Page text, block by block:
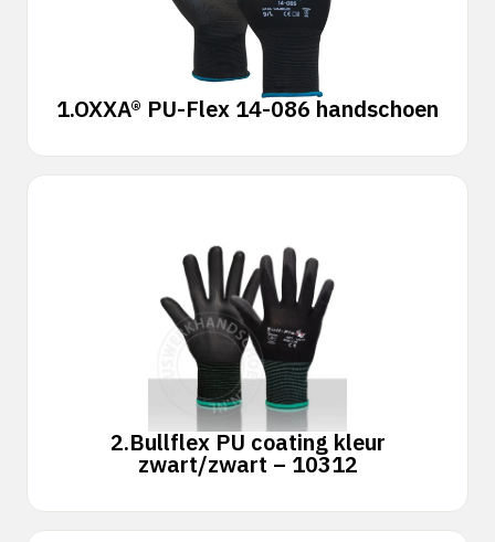
1.OXXA® PU-Flex 14-086 handschoen
2.Bullflex PU coating kleur
zwart/zwart – 10312